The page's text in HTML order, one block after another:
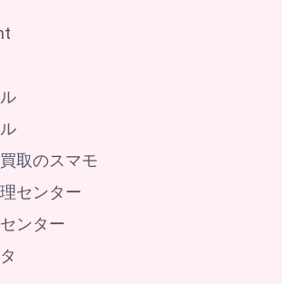
取のスマモ
センター
ンター